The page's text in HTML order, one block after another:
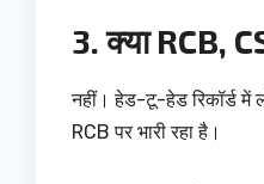
3. क्या RCB,
नहीं। हेड-टू-हेड रिकॉर्ड
RCB पर भारी रहा है।